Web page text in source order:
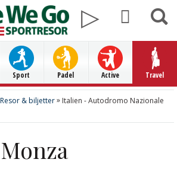
Sport Padel Active Travel
& biljetter» Italien - Autodromo Nazionale